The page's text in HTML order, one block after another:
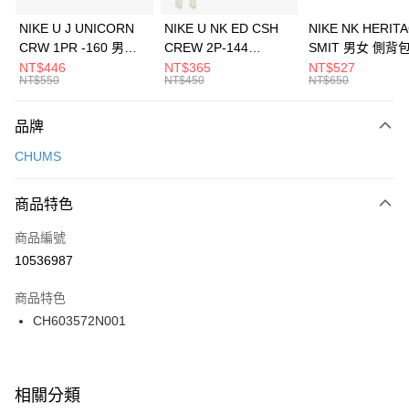
元大商業銀行
台灣樂天信用卡公司
全盈+PAY
AFTEE先享後付
【關於「AFTEE先享後付」】
便利好安心！
３．安心：先確認商品／服務後，再付款。
【「AFTEE先享後付」結帳流程】
１．於結帳方式選擇「AFTEE先享後付」後，將跳轉至「AFTEE先享後付」
２．訂單成立數日內，您將收到繳費通知簡訊。
３．收到繳費通知簡訊後14天內，點擊此簡訊中的連結，可透過四大超商／
ATM／網路銀行／等多元方式進行付款，方視為交易完成。
※ 交易是否成功請以「AFTEE先享後付 」之結帳頁面顯示為準，若有關於
是否繳費成功／繳費後需取消欲退款等相關疑問，請聯繫「AFTEE先享後付
運送方式
每筆NT$100，滿NT$1,500(含以上)免運費
宅配
每筆NT$100，滿NT$1,500(含以上)免運費
付款後門市自取
每筆NT$100，滿NT$1,500(含以上)免運費
NIKE U J UNICORN
CRW 1PR -160 男女
中統襪 FZ3393100
NT$446
NT$550
NIKE U NK ED CSH
CREW 2P-144
EMBRDY 男女 短統襪
FZ3073133
NT$365
NT$450
NIKE NK
SMIT 男女 側背
BA5871010
NT$527
NT$650
品牌
CHUMS
商品特色
商品編號
10536987
商品特色
CH603572N001
相關分類